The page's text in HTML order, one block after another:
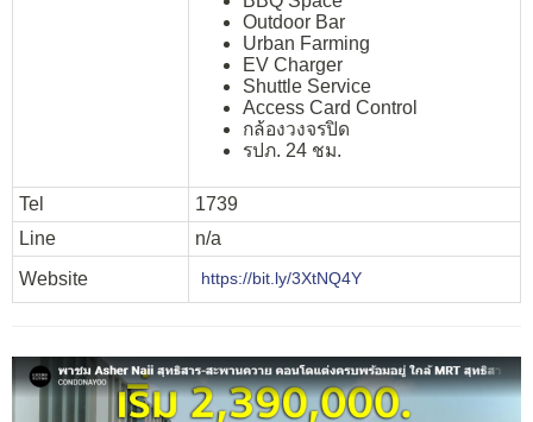
Outdoor Bar
Urban Farming
EV Charger
Shuttle Service
Access Card Control
กล้องวงจรปิด
รปภ. 24 ชม.
Tel
1739
Line
n/a
Website
https://bit.ly/3XtNQ4Y